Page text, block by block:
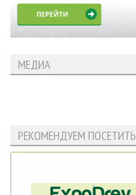
МЕДИА
РЕКОМЕНДУЕМ ПОСЕТИТЬ